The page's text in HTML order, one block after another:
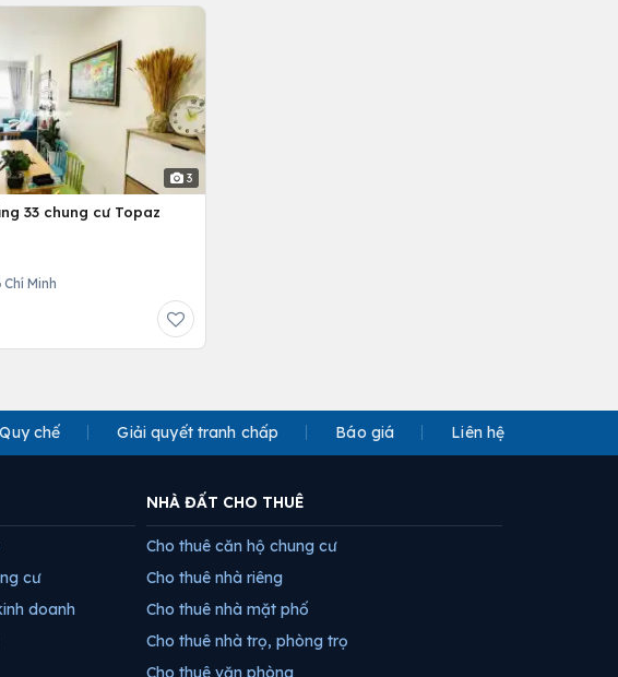
3
33 chung cư Topaz
Minh
Quy chế Giải quyết tranh chấp Báo giá Liên hệ
cư
doanh
NHÀ ĐẤT CHO THUÊ
Cho thuê căn hộ chung cư
Cho thuê nhà riêng
Cho thuê nhà mặt phố
Cho thuê nhà trọ, phòng trọ
Cho thuê văn phòng